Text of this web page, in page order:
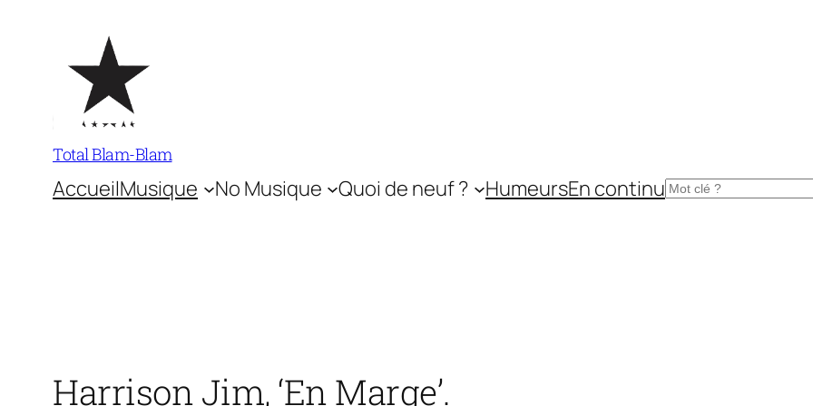
contenu
Total Blam-Blam
AccueilMusique No Musique Quoi de neuf ? HumeursEn continuRechercher
Harrison Jim, ‘En Marge’.